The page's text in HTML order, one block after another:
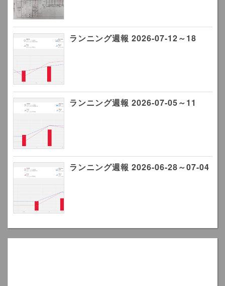
ランニング週報 2026-07-12～18
ランニング週報 2026-07-05～11
ランニング週報 2026-06-28～07-04